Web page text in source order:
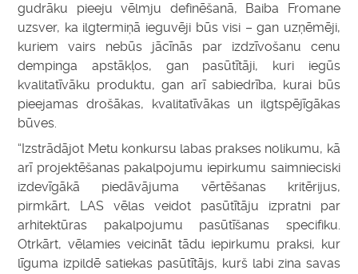
gudrāku pieeju vēlmju definēšanā, Baiba Fromane
uzsver, ka ilgtermiņā ieguvēji būs visi – gan uzņēmēji,
kuriem vairs nebūs jācīnās par izdzīvošanu cenu
dempinga apstākļos, gan pasūtītāji, kuri iegūs
kvalitatīvāku produktu, gan arī sabiedrība, kurai būs
pieejamas drošākas, kvalitatīvākas un ilgtspējīgākas
būves.
“Izstrādājot Metu konkursu labas prakses nolikumu, kā
arī projektēšanas pakalpojumu iepirkumu saimnieciski
izdevīgākā piedāvājuma vērtēšanas kritērijus,
pirmkārt, LAS vēlas veidot pasūtītāju izpratni par
arhitektūras pakalpojumu pasūtīšanas specifiku.
Otrkārt, vēlamies veicināt tādu iepirkumu praksi, kur
līguma izpildē satiekas pasūtītājs, kurš labi zina savas